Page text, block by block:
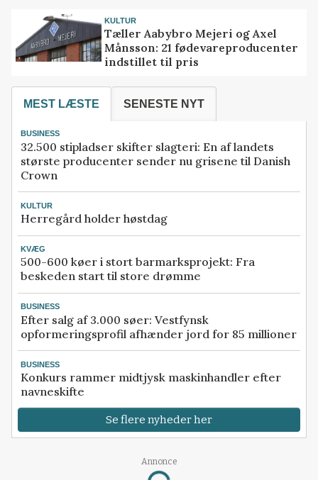
KULTUR
Tæller Aabybro Mejeri og Axel
Månsson: 21 fødevareproducenter
indstillet til pris
MEST LÆSTE SENESTE NYT
BUSINESS
32.500 stipladser skifter slagteri: En af landets
største producenter sender nu grisene til Danish
Crown
KULTUR
Herregård holder høstdag
KVÆG
500-600 køer i stort barmarksprojekt: Fra
beskeden start til store drømme
BUSINESS
Efter salg af 3.000 søer: Vestfynsk
opformeringsprofil afhænder jord for 85 millioner
BUSINESS
Konkurs rammer midtjysk maskinhandler efter
navneskifte
Se flere nyheder her
Annonce